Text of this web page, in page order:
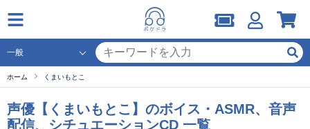
ホーム くまいもとこ
声優【くまいもとこ】のボイス・ASMR、音声
配信、シチュエーションCD 一覧